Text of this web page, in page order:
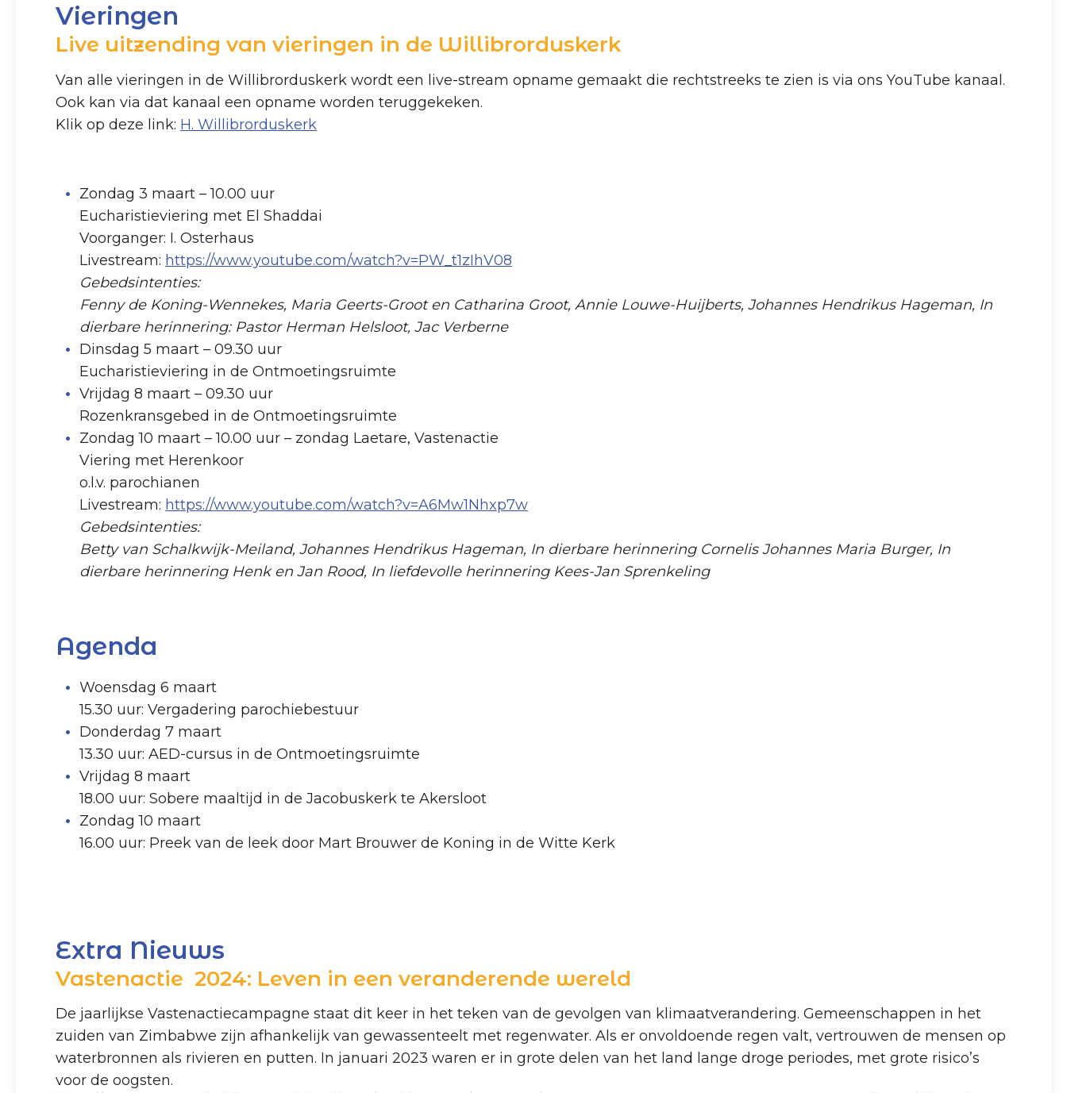
Vieringen
Live uitzending van vieringen in de Willibrorduskerk
Van alle vieringen in de Willibrorduskerk wordt een live-stream opname gemaakt die rechtstreeks te zien is via ons YouTube kanaal.
Ook kan via dat kanaal een opname worden teruggekeken.
Klik op deze link: H. Willibrorduskerk
Zondag 3 maart – 10.00 uur
Eucharistieviering met El Shaddai
Voorganger: I. Osterhaus
Livestream: https://www.youtube.com/watch?v=PW_t1zIhV08
Gebedsintenties:
Fenny de Koning-Wennekes, Maria Geerts-Groot en Catharina Groot, Annie Louwe-Huijberts, Johannes Hendrikus Hageman, In
dierbare herinnering: Pastor Herman Helsloot, Jac Verberne
Dinsdag 5 maart – 09.30 uur
Eucharistieviering in de Ontmoetingsruimte
Vrijdag 8 maart – 09.30 uur
Rozenkransgebed in de Ontmoetingsruimte
Zondag 10 maart – 10.00 uur – zondag Laetare, Vastenactie
Viering met Herenkoor
o.l.v. parochianen
Livestream: https://www.youtube.com/watch?v=A6Mw1Nhxp7w
Gebedsintenties:
Betty van Schalkwijk-Meiland, Johannes Hendrikus Hageman, In dierbare herinnering Cornelis Johannes Maria Burger, In
dierbare herinnering Henk en Jan Rood, In liefdevolle herinnering Kees-Jan Sprenkeling
Agenda
Woensdag 6 maart
15.30 uur: Vergadering parochiebestuur
Donderdag 7 maart
13.30 uur: AED-cursus in de Ontmoetingsruimte
Vrijdag 8 maart
18.00 uur: Sobere maaltijd in de Jacobuskerk te Akersloot
Zondag 10 maart
16.00 uur: Preek van de leek door Mart Brouwer de Koning in de Witte Kerk
Extra Nieuws
Vastenactie 2024: Leven in een veranderende wereld
De jaarlijkse Vastenactiecampagne staat dit keer in het teken van de gevolgen van klimaatverandering. Gemeenschappen in het
zuiden van Zimbabwe zijn afhankelijk van gewassenteelt met regenwater. Als er onvoldoende regen valt, vertrouwen de mensen op
waterbronnen als rivieren en putten. In januari 2023 waren er in grote delen van het land lange droge periodes, met grote risico’s
voor de oogsten.